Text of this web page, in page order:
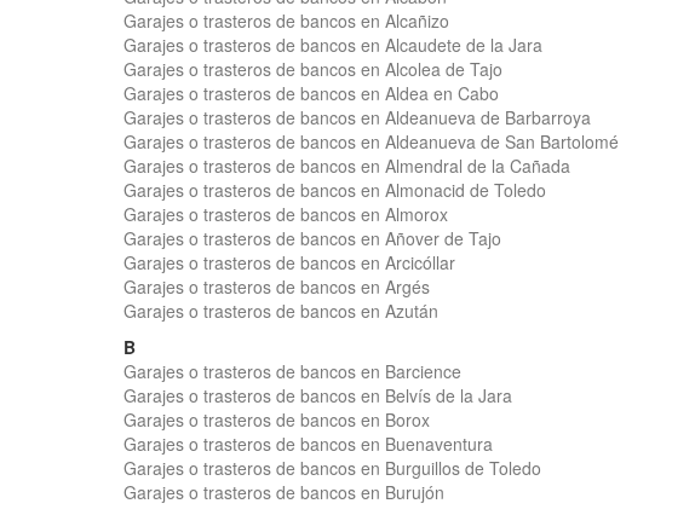
Garajes o trasteros de bancos en Alcañizo
Garajes o trasteros de bancos en Alcaudete de la Jara
Garajes o trasteros de bancos en Alcolea de Tajo
Garajes o trasteros de bancos en Aldea en Cabo
Garajes o trasteros de bancos en Aldeanueva de Barbarroya
Garajes o trasteros de bancos en Aldeanueva de San Bartolomé
Garajes o trasteros de bancos en Almendral de la Cañada
Garajes o trasteros de bancos en Almonacid de Toledo
Garajes o trasteros de bancos en Almorox
Garajes o trasteros de bancos en Añover de Tajo
Garajes o trasteros de bancos en Arcicóllar
Garajes o trasteros de bancos en Argés
Garajes o trasteros de bancos en Azután
B
Garajes o trasteros de bancos en Barcience
Garajes o trasteros de bancos en Belvís de la Jara
Garajes o trasteros de bancos en Borox
Garajes o trasteros de bancos en Buenaventura
Garajes o trasteros de bancos en Burguillos de Toledo
Garajes o trasteros de bancos en Burujón